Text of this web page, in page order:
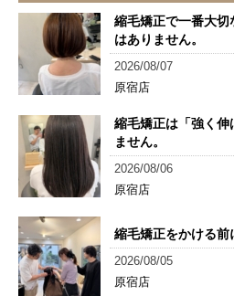
縮毛矯正で一番大
はありません。
2026/08/07
原宿店
縮毛矯正は「強く伸
ません。
2026/08/06
原宿店
縮毛矯正をかける前
2026/08/05
原宿店